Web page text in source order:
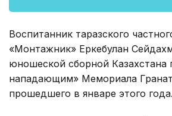
Воспитанник таразского
«Монтажник» Еркебулан
юношеской сборной
нападающим» Мемориала
прошедшего в январе этого года.